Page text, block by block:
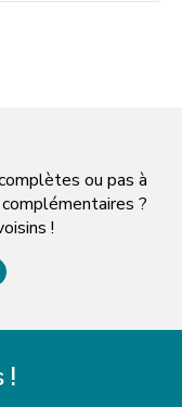
ou pas à
?
!
!